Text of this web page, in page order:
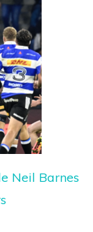
Neil Barnes